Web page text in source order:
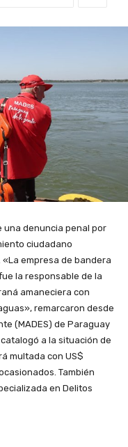
denuncia penal por
ciudadano
empresa de bandera
la responsable de la
amaneciera con
remarcaron desde
(MADES) de Paraguay
a la situación de
multada con US$
También
en Delitos